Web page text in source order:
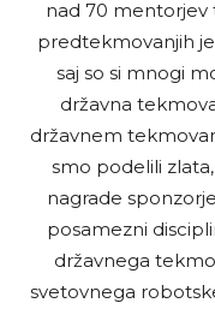
nad 70 mentorjev
predtekmovanjih
saj so si mnogi
državna
državnem
smo podelili
nagrade
posamezni
državnega
svetovnega